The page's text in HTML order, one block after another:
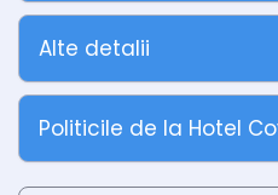
Alte detalii
Politicile de la Hotel